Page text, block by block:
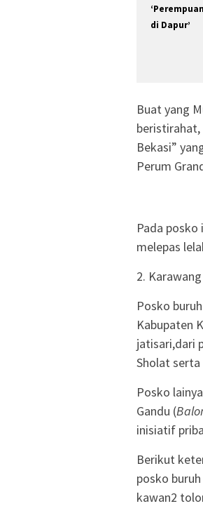
di Dapur’
Buat yang
beristirahat,
Bekasi”
Perum
Pada
melepas
2. Karawang
Posko
Kabupaten
jatisari,dari
Sholat
Posko
Gandu (
inisiatif
Berikut
posko
kawan2